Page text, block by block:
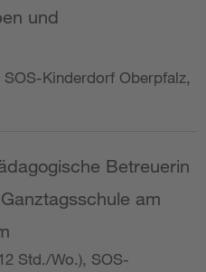
und
Kinderdorf Oberpfalz,
Betreuerin
am
Std./Wo.), SOS-